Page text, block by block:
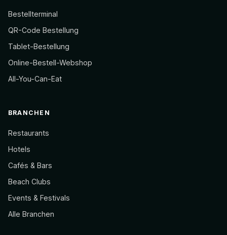
Bestellterminal
QR-Code Bestellung
Tablet-Bestellung
Online-Bestell-Webshop
All-You-Can-Eat
BRANCHEN
Restaurants
Hotels
Cafés & Bars
Beach Clubs
Events & Festivals
Alle Branchen